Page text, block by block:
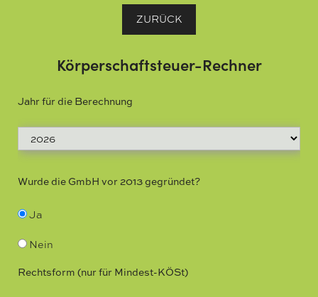
ZURÜCK
Körperschaftsteuer-Rechner
Jahr für die Berechnung
Wurde die GmbH vor 2013 gegründet?
Ja
Nein
Rechtsform (nur für Mindest-KÖSt)